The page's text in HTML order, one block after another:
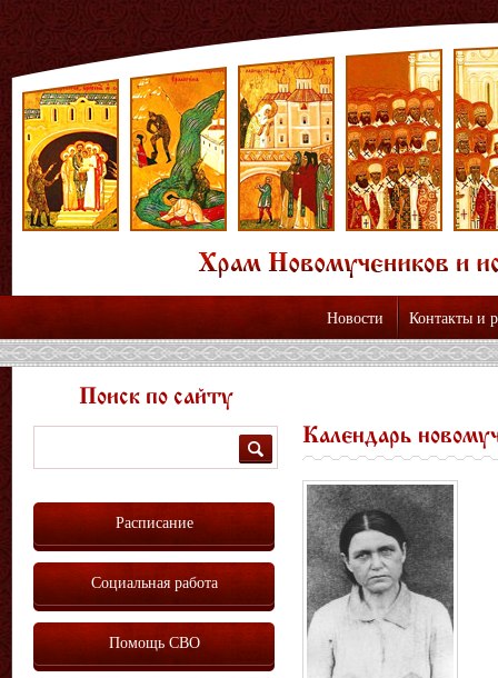
Новости Контакты и
Календарь
Поиск по сайту
Расписание
Социальная работа
Помощь СВО